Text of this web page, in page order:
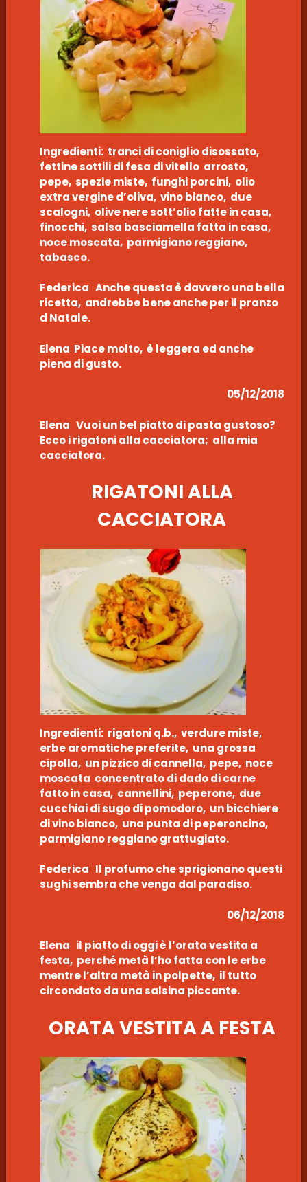
Ingredienti: tranci di coniglio disossato,
fettine sottili di fesa di vitello arrosto,
pepe, spezie miste, funghi porcini, olio
extra vergine d’oliva, vino bianco, due
scalogni, olive nere sott’olio fatte in casa,
finocchi, salsa basciamella fatta in casa,
noce moscata, parmigiano reggiano,
tabasco.
Federica Anche questa è davvero una bella
ricetta, andrebbe bene anche per il pranzo
d Natale.
Elena Piace molto, è leggera ed anche
piena di gusto.
05/12/2018
Elena Vuoi un bel piatto di pasta gustoso?
Ecco i rigatoni alla cacciatora; alla mia
cacciatora.
RIGATONI ALLA
CACCIATORA
Ingredienti: rigatoni q.b., verdure miste,
erbe aromatiche preferite, una grossa
cipolla, un pizzico di cannella, pepe, noce
moscata concentrato di dado di carne
fatto in casa, cannellini, peperone, due
cucchiai di sugo di pomodoro, un bicchiere
di vino bianco, una punta di peperoncino,
parmigiano reggiano grattugiato.
Federica Il profumo che sprigionano questi
sughi sembra che venga dal paradiso.
06/12/2018
Elena il piatto di oggi è l’orata vestita a
festa, perché metà l’ho fatta con le erbe
mentre l’altra metà in polpette, il tutto
circondato da una salsina piccante.
ORATA VESTITA A FESTA